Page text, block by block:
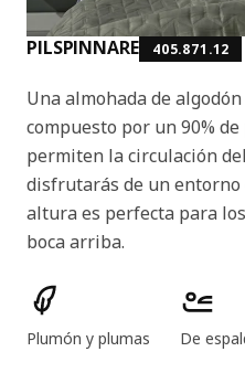
PILSPINNARE 405.871.12
Una almohada de
compuesto por un 90%
permiten la circulación
disfrutarás de un entorno
altura es perfecta para
boca arriba.
Características del producto
Plumón y plumas De